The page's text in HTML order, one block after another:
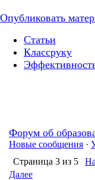
Опубликовать
Статьи
Классруку
Форум об
Новые сообщения ·
Страница 3 из 5
Далее